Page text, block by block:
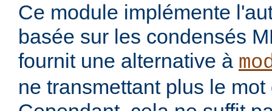
Ce module implémente
basée sur les condensés
fournit une alternative à
ne transmettant plus le